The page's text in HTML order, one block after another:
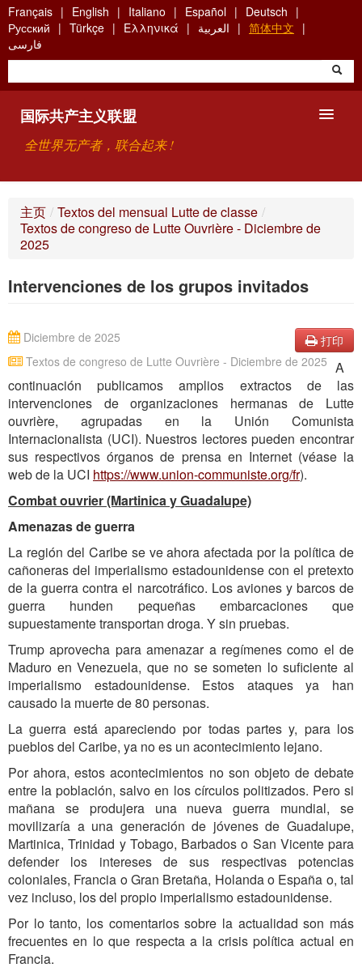
Skip
to
main
content
Français English Italiano Español
Deutsch
Русский
Türkçe Ελληνικά العربية
简体中文
فارسی
国际共产主义联盟
全世界无产者，联合起来 !
关于国际共产主义联盟（ICU）
主页 / Textos del mensual Lutte de classe /
Textos de congreso de Lutte Ouvrière - Diciembre de
2025
Intervenciones de los grupos invitados
打印
Textos de congreso de Lutte Ouvrière - Diciembre de 2025
Diciembre de 2025
A
continuación publicamos amplios extractos de las
intervenciones de organizaciones hermanas de Lutte
ouvrière, agrupadas en la Unión Comunista
Internacionalista (UCI). Nuestros lectores pueden encontrar
sus respectivos órganos de prensa en Internet (véase la
web de la UCI https://www.union-communiste.org/fr).
Combat ouvrier (Martinica y Guadalupe)
Amenazas de guerra
La región del Caribe se ve ahora afectada por la política de
cañoneras del imperialismo estadounidense con el pretexto
de la guerra contra el narcotráfico. Los aviones y barcos de
guerra hunden pequeñas embarcaciones que
supuestamente transportan droga. Y sin pruebas.
Trump aprovecha para amenazar a regímenes como el de
Maduro en Venezuela, que no se someten lo suficiente al
imperialismo estadounidense. Estos ataques ya han
causado la muerte de 80 personas.
La guerra está apareciendo por todas partes y, para los
pueblos del Caribe, ya no es un acontecimiento lejano.
Por ahora, estos acontecimientos no son objeto de debate
entre la población, salvo en los círculos politizados. Pero si
mañana se produjera una nueva guerra mundial, se
movilizaría a una generación de jóvenes de Guadalupe,
Martinica, Trinidad y Tobago, Barbados o San Vicente para
defender los intereses de sus respectivas potencias
coloniales, Francia o Gran Bretaña, Holanda o España o, tal
vez incluso, los del propio imperialismo estadounidense.
Por lo tanto, los comentarios sobre la actualidad son más
frecuentes en lo que respecta a la crisis política actual en
Francia.